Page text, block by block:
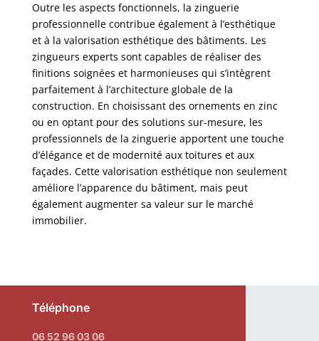
Outre les aspects fonctionnels, la zinguerie
professionnelle contribue également à l’esthétique
et à la valorisation esthétique des bâtiments. Les
zingueurs experts sont capables de réaliser des
finitions soignées et harmonieuses qui s’intègrent
parfaitement à l’architecture globale de la
construction. En choisissant des ornements en zinc
ou en optant pour des solutions sur-mesure, les
professionnels de la zinguerie apportent une touche
d’élégance et de modernité aux toitures et aux
façades. Cette valorisation esthétique non seulement
améliore l’apparence du bâtiment, mais peut
également augmenter sa valeur sur le marché
immobilier.
Téléphone
06 52 96 03 06